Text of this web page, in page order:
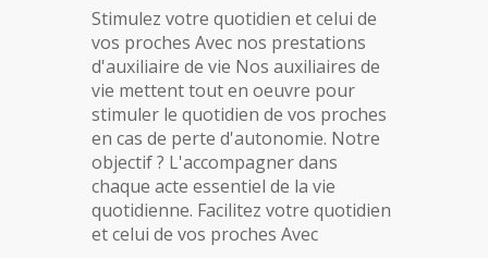
Stimulez votre quotidien et celui de
vos proches Avec nos prestations
d'auxiliaire de vie Nos auxiliaires de
vie mettent tout en oeuvre pour
stimuler le quotidien de vos proches
en cas de perte d'autonomie. Notre
objectif ? L'accompagner dans
chaque acte essentiel de la vie
quotidienne. Facilitez votre quotidien
et celui de vos proches Avec